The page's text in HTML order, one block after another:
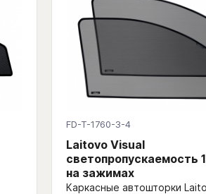
FD-T-1760-3-4
Laitovo Visual
светопропускаемость
на зажимах
Каркасные автошторки